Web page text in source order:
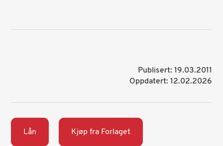
Publisert: 19.03.2011
Oppdatert: 12.02.2026
Lån Kjøp fra Forlaget